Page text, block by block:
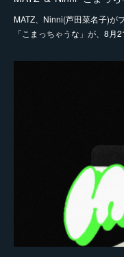
MATZ、Ninni(芦田菜名子)が
「こまっちゃうな」が、8